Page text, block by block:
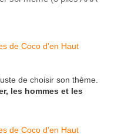
de choisir son thème.
les hommes et les